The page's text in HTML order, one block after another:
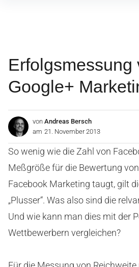
Erfolgsmessung
Google+
von Andreas Bersch
am 21. November 2013
So wenig wie die Zahl von
Meßgröße für die Bewertung
Facebook Marketing taugt, gilt
„Plusser“. Was also sind die
Und wie kann man dies mit der
Wettbewerbern vergleichen?